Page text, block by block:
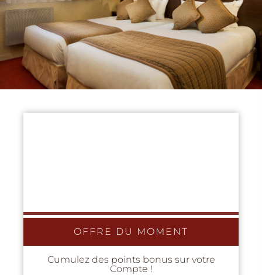
OFFRE DU MOMENT
Cumulez des points bonus sur votre
Compte !